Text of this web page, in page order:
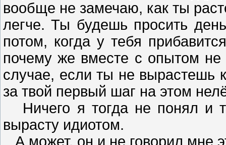
вообще не замечаю, как ты
легче. Ты будешь просить
потом, когда у тебя
почему же вместе с опытом
случае, если ты не вырастешь
за твой первый шаг на этом
Ничего я тогда не понял и
вырасту идиотом.
А может, он и не говорил мне